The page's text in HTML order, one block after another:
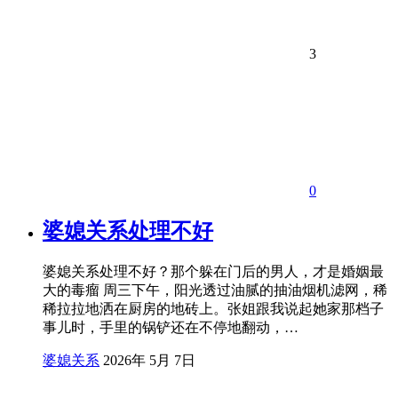
3
0
婆媳关系处理不好
婆媳关系处理不好？那个躲在门后的男人，才是婚姻最
大的毒瘤 周三下午，阳光透过油腻的抽油烟机滤网，稀
稀拉拉地洒在厨房的地砖上。张姐跟我说起她家那档子
事儿时，手里的锅铲还在不停地翻动，…
婆媳关系 2026年 5月 7日